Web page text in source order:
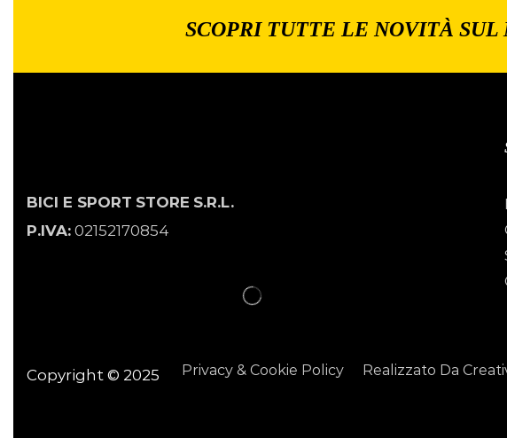
SCOPRI TUTTE LE NOVITÀ SUL
BICI E SPORT STORE S.R.L.
P.IVA: 02152170854
Copyright © 2025 Privacy & Cookie Policy Realizzato Da